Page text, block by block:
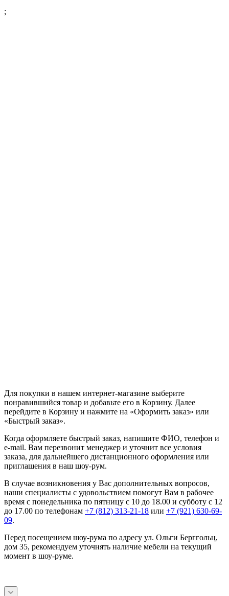
;
Для покупки в нашем интернет-магазине выберите
понравившийся товар и добавьте его в Корзину. Далее
перейдите в Корзину и нажмите на «Оформить заказ» или
«Быстрый заказ».
Когда оформляете быстрый заказ, напишите ФИО, телефон и
e-mail. Вам перезвонит менеджер и уточнит все условия
заказа, для дальнейшего дистанционного оформления или
приглашения в наш шоу-рум.
В случае возникновения у Вас дополнительных вопросов,
наши специалисты с удовольствием помогут Вам в рабочее
время с понедельника по пятницу с 10 до 18.00 и субботу с 12
до 17.00 по телефонам +7 (812) 313-21-18 или +7 (921) 630-69-
09.
Перед посещением шоу-рума по адресу ул. Ольги Берггольц,
дом 35, рекомендуем уточнять наличие мебели на текущий
момент в шоу-руме.